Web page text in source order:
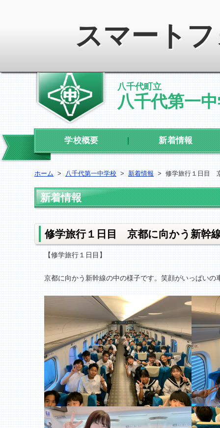
スマート
八千代町立
八千代第一
学校概要 新着情報
ホーム > 八千代第一中学校 > 新着情報 > 修学旅行１日目
新着情報
修学旅行１日目 京都に向かう新幹
【修学旅行１日目】
京都に向かう新幹線の中の様子です。笑顔がいっぱいの